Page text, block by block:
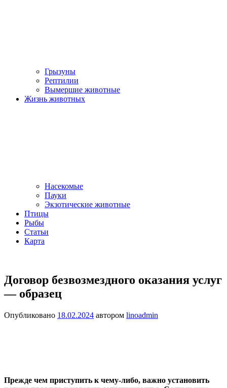
Грызуны
Рептилии
Вымершие животные
Жизнь животных
Насекомые
Пауки
Экзотические животные
Птицы
Рыбы
Статьи
Карта
Договор безвозмездного оказания услуг
— образец
Опубликовано 18.02.2024 автором linoadmin
Прежде чем приступить к чему-либо, важно установить